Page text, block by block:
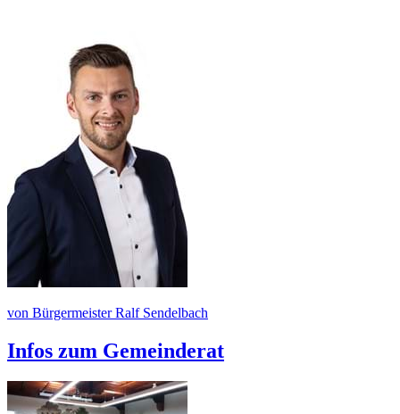
von Bürgermeister Ralf Sendelbach
Infos zum Gemeinderat